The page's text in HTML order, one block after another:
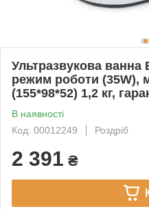
Ультразвукова
режим роботи (35W),
(155*98*52) 1,2 кг,
В наявності
Код: 00012249
Роздріб
2 391 ₴